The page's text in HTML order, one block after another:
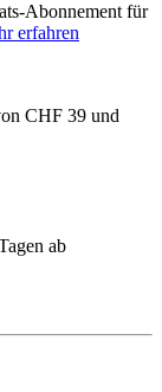
Abonnement für
erfahren
CHF 39 und
ab